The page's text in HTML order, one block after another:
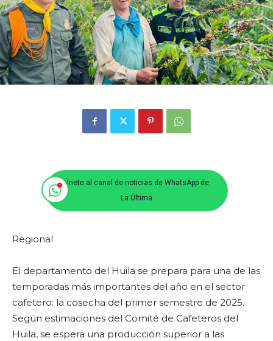
Únete al canal de noticias de WhatsApp de
La Última
Regional
El departamento del Huila se prepara para una de las
temporadas más importantes del año en el sector
cafetero: la cosecha del primer semestre de 2025.
Según estimaciones del Comité de Cafeteros del
Huila, se espera una producción superior a las